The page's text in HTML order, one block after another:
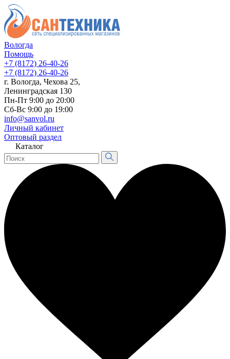
Вологда
Помощь
+7 (8172) 26-40-26
+7 (8172) 26-40-26
г. Вологда, Чехова 25,
Ленинградская 130
Пн-Пт 9:00 до 20:00
Сб-Вс 9:00 до 19:00
info@sanvol.ru
Личный кабинет
Оптовый раздел
Каталог